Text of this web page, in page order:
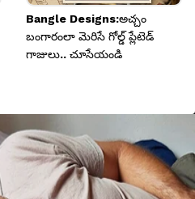
Bangle Designs:అచ్చం
బంగారంలా మెరిసే గోల్డ్ ప్లేటెడ్
గాజులు.. చూసేయండి